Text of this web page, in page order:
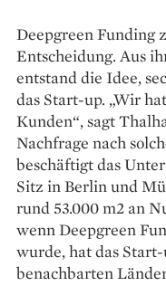
Deepgreen Funding
Entscheidung. Aus
entstand die Idee,
das Start-up. „Wir
Kunden“, sagt
Nachfrage nach
beschäftigt das
Sitz in Berlin und
rund 53.000 m2 an
wenn Deepgreen
wurde, hat das
benachbarten